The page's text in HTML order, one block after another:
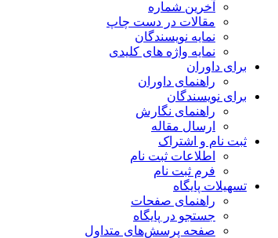
آخرین شماره
مقالات در دست چاپ
نمایه نویسندگان
نمایه واژه های کلیدی
برای داوران
راهنمای داوران
برای نویسندگان
راهنمای نگارش
ارسال مقاله
ثبت نام و اشتراک
اطلاعات ثبت نام
فرم ثبت نام
تسهیلات پایگاه
راهنمای صفحات
جستجو در پایگاه
صفحه پرسش‌های متداول